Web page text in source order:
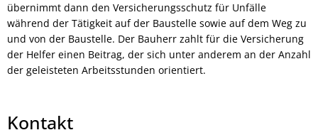
übernimmt dann den Versicherungsschutz für Unfälle
während der Tätigkeit auf der Baustelle sowie auf dem Weg zu
und von der Baustelle. Der Bauherr zahlt für die Versicherung
der Helfer einen Beitrag, der sich unter anderem an der Anzahl
der geleisteten Arbeitsstunden orientiert.
Kontakt